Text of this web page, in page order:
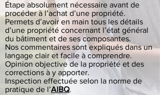
Étape absolument nécessaire avant de
procéder à l’achat d’une propriété.
Permets d’avoir en main tous les détails
d’une propriété concernant l’état général
du bâtiment et de ses composantes.
Nos commentaires sont expliqués dans un
langage clair et facile à comprendre.
Opinion objective de la propriété et des
corrections à y apporter.
Inspection effectuée selon la norme de
pratique de l’AIBQ.